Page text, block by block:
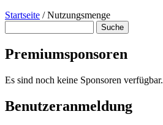
Startseite /Nutzungsmenge
Premiumsponsoren
Es sind noch keine Sponsoren verfügbar.
Benutzeranmeldung